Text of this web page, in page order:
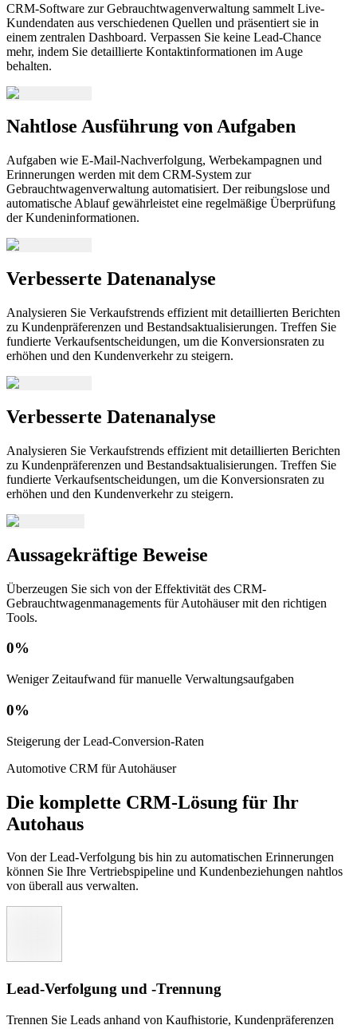
CRM-Software zur Gebrauchtwagenverwaltung sammelt Live-
Kundendaten aus verschiedenen Quellen und präsentiert sie in
einem zentralen Dashboard. Verpassen Sie keine Lead-Chance
mehr, indem Sie detaillierte Kontaktinformationen im Auge
behalten.
Nahtlose Ausführung von Aufgaben
Aufgaben wie E-Mail-Nachverfolgung, Werbekampagnen und
Erinnerungen werden mit dem CRM-System zur
Gebrauchtwagenverwaltung automatisiert. Der reibungslose und
automatische Ablauf gewährleistet eine regelmäßige Überprüfung
der Kundeninformationen.
Verbesserte Datenanalyse
Analysieren Sie Verkaufstrends effizient mit detaillierten Berichten
zu Kundenpräferenzen und Bestandsaktualisierungen. Treffen Sie
fundierte Verkaufsentscheidungen, um die Konversionsraten zu
erhöhen und den Kundenverkehr zu steigern.
Verbesserte Datenanalyse
Analysieren Sie Verkaufstrends effizient mit detaillierten Berichten
zu Kundenpräferenzen und Bestandsaktualisierungen. Treffen Sie
fundierte Verkaufsentscheidungen, um die Konversionsraten zu
erhöhen und den Kundenverkehr zu steigern.
Aussagekräftige Beweise
Überzeugen Sie sich von der Effektivität des CRM-
Gebrauchtwagenmanagements für Autohäuser mit den richtigen
Tools.
0%
Weniger Zeitaufwand für manuelle Verwaltungsaufgaben
0%
Steigerung der Lead-Conversion-Raten
Automotive CRM für Autohäuser
Die komplette CRM-Lösung für Ihr
Autohaus
Von der Lead-Verfolgung bis hin zu automatischen Erinnerungen
können Sie Ihre Vertriebspipeline und Kundenbeziehungen nahtlos
von überall aus verwalten.
Lead-Verfolgung und -Trennung
Trennen Sie Leads anhand von Kaufhistorie, Kundenpräferenzen